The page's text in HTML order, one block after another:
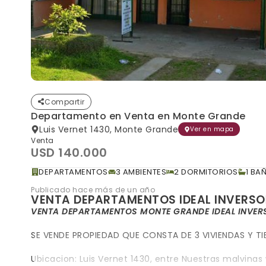
Compartir
Departamento en Venta en Monte Grande
Luis Vernet 1430, Monte Grande Ver en mapa
Venta
USD 140.000
DEPARTAMENTOS 3 AMBIENTES 2 DORMITORIOS 1
Publicado hace más de un año
VENTA DEPARTAMENTOS IDEAL
VENTA DEPARTAMENTOS MONTE GRANDE IDEAL
SE VENDE PROPIEDAD QUE CONSTA DE 3 VIVIENDAS Y
Ubicacion: Luis Vernet 1430, entre Nuestras